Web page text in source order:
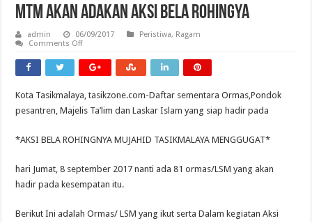
MTM Akan Adakan Aksi Bela Rohingya
admin 06/09/2017 Peristiwa, Ragam
Comments Offon
Akan
Adakan
Aksi
Rohingya
Kota Tasikmalaya, tasikzone.com-Daftar sementara Ormas,Pondok
pesantren, Majelis Ta’lim dan Laskar Islam yang siap hadir pada
*AKSI BELA ROHINGNYA MUJAHID TASIKMALAYA MENGGUGAT*
hari Jumat, 8 september 2017 nanti ada 81 ormas/LSM yang akan
hadir pada kesempatan itu.
Berikut Ini adalah Ormas/ LSM yang ikut serta Dalam kegiatan Aksi